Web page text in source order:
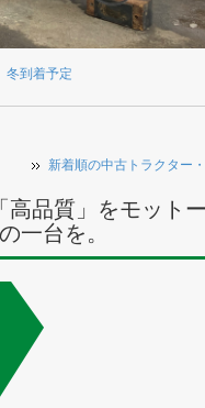
到着予定
新着順の中古トラクター
高品質」をモット
一台を。